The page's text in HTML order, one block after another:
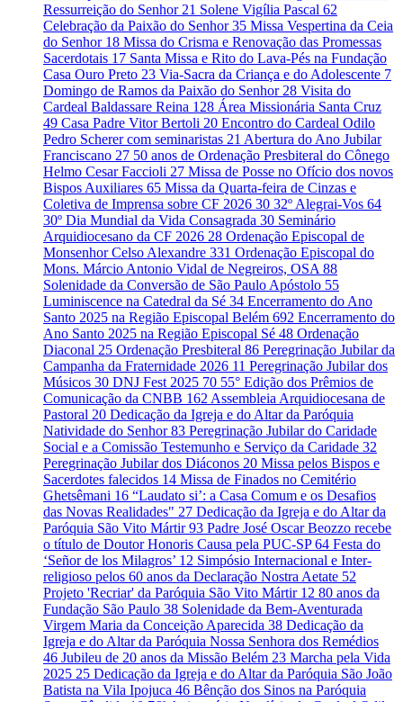
Ressurreição do Senhor 21 Solene Vigília Pascal 62
Celebração da Paixão do Senhor35 Missa Vespertina da Ceia
do Senhor 18 Missa do Crisma e Renovação das Promessas
Sacerdotais 17 Santa Missa e Rito do Lava-Pés na Fundação
Casa Ouro Preto 23 Via-Sacra da Criança e do Adolescente 7
Domingo de Ramos da Paixão do Senhor 28 Visita do
Cardeal Baldassare Reina 128 Área Missionária Santa Cruz
49 Casa Padre Vitor Bertoli 20 Encontro do Cardeal Odilo
Pedro Scherer com seminaristas 21 Abertura do Ano Jubilar
Franciscano 27 50 anos de Ordenação Presbiteral do Cônego
Helmo Cesar Faccioli 27 Missa de Posse no Ofício dos novos
Bispos Auxiliares 65 Missa da Quarta-feira de Cinzas e
Coletiva de Imprensa sobre CF 2026 30 32º Alegrai-Vos 64
30º Dia Mundial da Vida Consagrada 30 Seminário
Arquidiocesano da CF 2026 28 Ordenação Episcopal de
Monsenhor Celso Alexandre 331 Ordenação Episcopal do
Mons. Márcio Antonio Vidal de Negreiros, OSA 88
Solenidade da Conversão de São Paulo Apóstolo 55
Luminiscence na Catedral da Sé 34 Encerramento do Ano
Santo 2025 na Região Episcopal Belém 692 Encerramento do
Ano Santo 2025 na Região Episcopal Sé 48 Ordenação
Diaconal 25 Ordenação Presbiteral 86 Peregrinação Jubilar da
Campanha da Fraternidade 2026 11 Peregrinação Jubilar dos
Músicos 30 DNJ Fest 2025 70 55° Edição dos Prêmios de
Comunicação da CNBB 162 Assembleia Arquidiocesana de
Pastoral 20 Dedicação da Igreja e do Altar da Paróquia
Natividade do Senhor83 Peregrinação Jubilar do Caridade
Social e a Comissão Testemunho e Serviço da Caridade 32
Peregrinação Jubilar dos Diáconos 20 Missa pelos Bispos e
Sacerdotes falecidos 14 Missa de Finados no Cemitério
Ghetsêmani 16 “Laudato si’: a Casa Comum e os Desafios
das Novas Realidades" 27 Dedicação da Igreja e do Altar da
Paróquia São Vito Mártir93 Padre José Oscar Beozzo recebe
o título de Doutor Honoris Causa pela PUC-SP64 Festa do
‘Señor de los Milagros’ 12 Simpósio Internacional e Inter-
religioso pelos 60 anos da Declaração Nostra Aetate 52
Projeto 'Recriar' da Paróquia São Vito Mártir 12 80 anos da
Fundação São Paulo 38 Solenidade da Bem-Aventurada
Virgem Maria da Conceição Aparecida 38 Dedicação da
Igreja e do Altar da Paróquia Nossa Senhora dos Remédios
46 Jubileu de 20 anos da Missão Belém 23 Marcha pela Vida
2025 25 Dedicação da Igreja e do Altar da Paróquia São João
Batista na Vila Ipojuca 46 Bênção dos Sinos na Paróquia